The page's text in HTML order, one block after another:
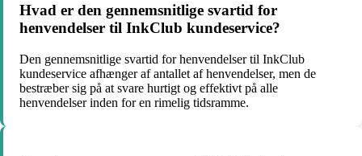
Hvad er den gennemsnitlige svartid for
henvendelser til InkClub kundeservice?
Den gennemsnitlige svartid for henvendelser til InkClub
kundeservice afhænger af antallet af henvendelser, men de
bestræber sig på at svare hurtigt og effektivt på alle
henvendelser inden for en rimelig tidsramme.